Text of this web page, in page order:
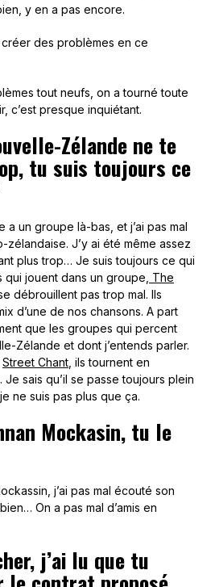
y en a pas encore.
des problèmes en ce
tout neufs, on a tourné toute
c’est presque inquiétant.
Zélande ne te
tu suis toujours ce
a un groupe là-bas, et j’ai pas mal
J’y ai été même assez
plus trop… Je suis toujours ce qui
qui jouent dans un groupe, The
débrouillent pas trop mal. Ils
d’une de nos chansons. A part
que les groupes qui percent
Zélande et dont j’entends parler.
Street Chant , ils tournent en
sais qu’il se passe toujours plein
ne suis pas plus que ça.
Mockasin, tu le
j’ai pas mal écouté son
On a pas mal d’amis en
j’ai lu que tu